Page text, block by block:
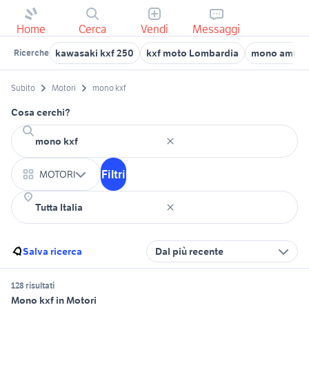
Home Cerca Vendi Messaggi
Ricerche kawasaki kxf 250 kxf moto Lombardia mono
Subito Motori mono kxf
Cosa cerchi?
MOTORI Filtri
Salva ricerca Dal più recente
128 risultati
Mono kxf in Motori